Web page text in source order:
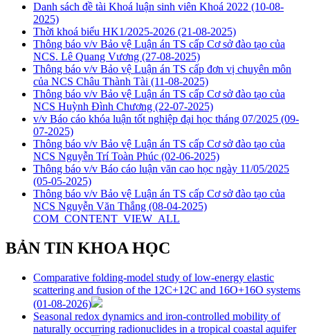
Danh sách đề tài Khoá luận sinh viên Khoá 2022 (10-08-
2025)
Thời khoá biểu HK1/2025-2026 (21-08-2025)
Thông báo v/v Bảo vệ Luận án TS cấp Cơ sở đào tạo của
NCS. Lê Quang Vương (27-08-2025)
Thông báo v/v Bảo vệ Luận án TS cấp đơn vị chuyên môn
của NCS Châu Thành Tài (11-08-2025)
Thông báo v/v Bảo vệ Luận án TS cấp Cơ sở đào tạo của
NCS Huỳnh Đình Chương (22-07-2025)
v/v Báo cáo khóa luận tốt nghiệp đại học tháng 07/2025 (09-
07-2025)
Thông báo v/v Bảo vệ Luận án TS cấp Cơ sở đào tạo của
NCS Nguyễn Trí Toàn Phúc (02-06-2025)
Thông báo v/v Báo cáo luận văn cao học ngày 11/05/2025
(05-05-2025)
Thông báo v/v Bảo vệ Luận án TS cấp Cơ sở đào tạo của
NCS Nguyễn Văn Thắng (08-04-2025)
COM_CONTENT_VIEW_ALL
BẢN TIN KHOA HỌC
Comparative folding-model study of low-energy elastic
scattering and fusion of the 12C+12C and 16O+16O systems
(01-08-2026)
Seasonal redox dynamics and iron‑controlled mobility of
naturally occurring radionuclides in a tropical coastal aquifer